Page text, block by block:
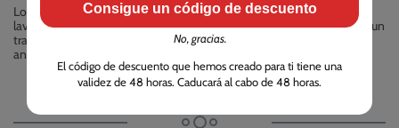
Los vasos y sus tapas se pueden limpiar tanto a mano como en el
lavavajillas. Por otra parte, para limpiar la máquina, tan solo necesita un
trapo húmedo, agua y un poco de jabón. Asegúrese de secarla bien
antes de volver a usarla.
Consigue un código de descuento
No, gracias.
El código de descuento que hemos creado para ti tiene una
validez de 48 horas. Caducará al cabo de 48 horas.